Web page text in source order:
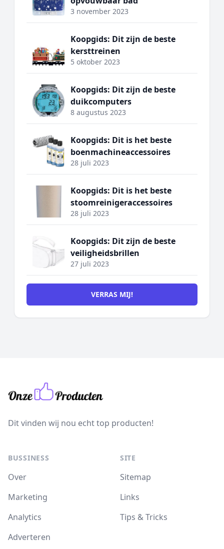
3 november 2023
Koopgids: Dit zijn de beste
kersttreinen
5 oktober 2023
Koopgids: Dit zijn de beste
duikcomputers
8 augustus 2023
Koopgids: Dit is het beste
boenmachineaccessoires
28 juli 2023
Koopgids: Dit is het beste
stoomreinigeraccessoires
28 juli 2023
Koopgids: Dit zijn de beste
veiligheidsbrillen
27 juli 2023
VERRAS MIJ!
Dit vinden wij nou echt top producten!
BUSSINESS
Over
Marketing
Analytics
Adverteren
SITE
Sitemap
Links
Tips & Tricks